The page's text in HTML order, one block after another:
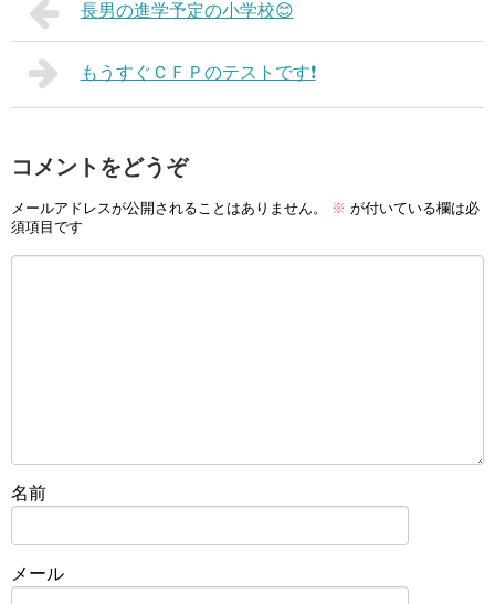
長男の進学予定の小学校😊
もうすぐＣＦＰのテストです❗️
コメントをどうぞ
メールアドレスが公開されることはありません。 ※ が付いている欄は必
須項目です
名前
メール